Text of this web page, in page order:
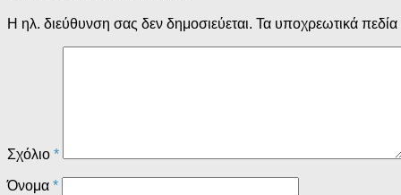
Η ηλ. διεύθυνση σας δεν δημοσιεύεται. Τα υποχρεωτικά πεδία
Σχόλιο *
Όνομα *